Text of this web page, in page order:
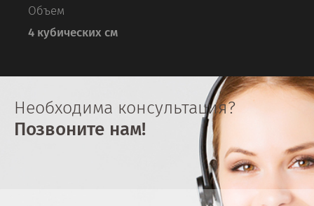
Объем
4 кубических см
Необходима консультация?
Позвоните нам!